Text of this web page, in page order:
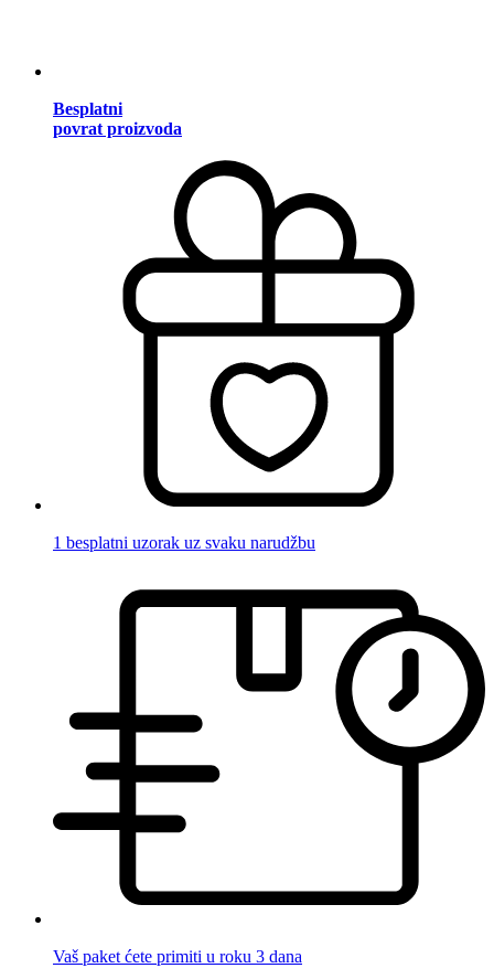
Besplatni
povrat proizvoda
1 besplatni uzorak uz svaku narudžbu
Vaš paket ćete primiti u roku 3 dana